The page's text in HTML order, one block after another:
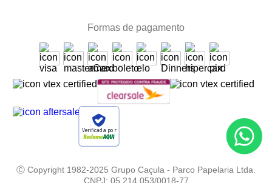
Formas de pagamento
Verificada por
Ⓒ Copyright 1982-2025 Grupo Caçula - Parco Papelaria Ltda.
CNPJ: 05.214.053/0018-77